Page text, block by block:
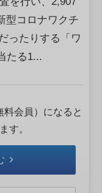
コロナワクチ
ったりする「ワ
たる1...
料会員）になると
す。